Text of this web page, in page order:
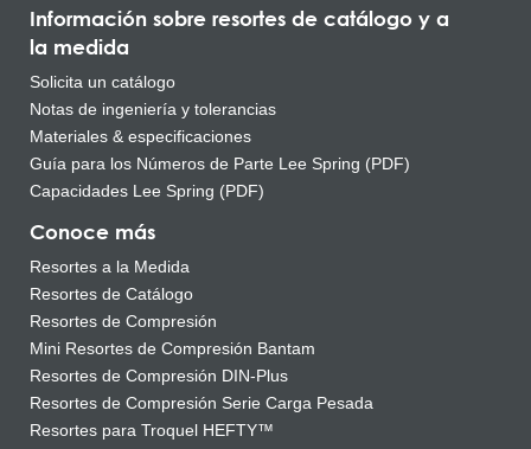
Información sobre resortes de catálogo y a
la medida
Solicita un catálogo
Notas de ingeniería y tolerancias
Materiales & especificaciones
Guía para los Números de Parte Lee Spring (PDF)
Capacidades Lee Spring (PDF)
Conoce más
Resortes a la Medida
Resortes de Catálogo
Resortes de Compresión
Mini Resortes de Compresión Bantam
Resortes de Compresión DIN-Plus
Resortes de Compresión Serie Carga Pesada
Resortes para Troquel HEFTY™